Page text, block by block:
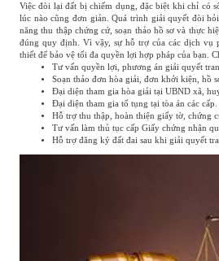
Việc đòi lại đất bị chiếm dụng, đặc biệt khi chỉ có
lúc nào cũng đơn giản. Quá trình giải quyết đòi
năng thu thập chứng cứ, soạn thảo hồ sơ và thực
đúng quy định. Vì vậy, sự hỗ trợ của các dịch vụ
thiết để bảo vệ tối đa quyền lợi hợp pháp của bạn.
Tư vấn quyền lợi, phương án giải quyết
Soạn thảo đơn hòa giải, đơn khởi kiện, hồ
Đại diện tham gia hòa giải tại UBND xã,
Đại diện tham gia tố tụng tại tòa án các cấp.
Hỗ trợ thu thập, hoàn thiện giấy tờ, chứng
Tư vấn làm thủ tục cấp Giấy chứng nhận
Hỗ trợ đăng ký đất đai sau khi giải quyết